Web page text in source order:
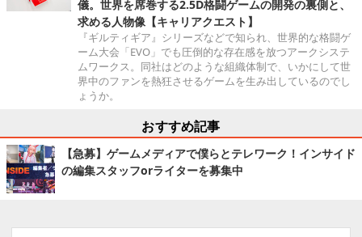
儀。世界を席巻する2.5D格闘ゲームの開発の裏側と、
求める人物像【キャリアクエスト】
『ギルティギア』シリーズなどで知られ、世界的な格闘ゲ
ーム大会「EVO」でも圧倒的な存在感を放つアークシステ
ムワークス。同社はどのような組織体制で、いかにして世
界中のファンを熱狂させるゲームを生み出しているのでし
ょうか。
おすすめ記事
【急募】ゲームメディアで僕らとテレワーク！インサイド
の編集スタッフorライターを募集中